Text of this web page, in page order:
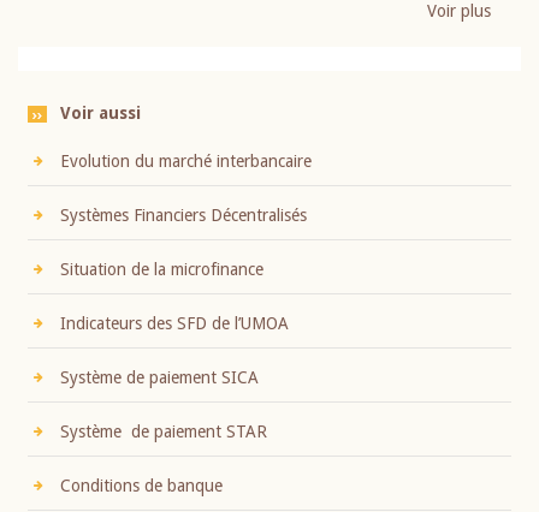
Voir plus
Voir aussi
Evolution du marché interbancaire
Systèmes Financiers Décentralisés
Situation de la microfinance
Indicateurs des SFD de l’UMOA
Système de paiement SICA
Système de paiement STAR
Conditions de banque